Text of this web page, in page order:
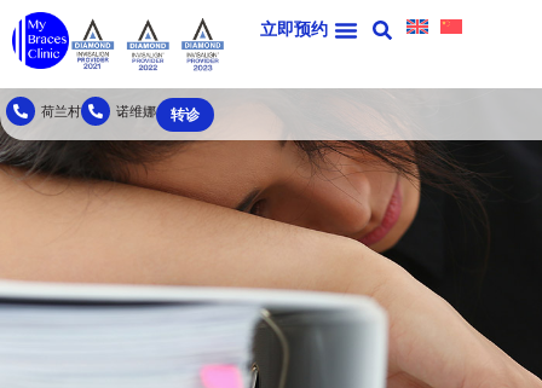
立即预约
荷兰村 诺维娜 转诊